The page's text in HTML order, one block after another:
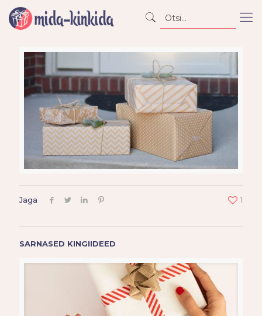
Jaga 1
SARNASED KINGIIDEED